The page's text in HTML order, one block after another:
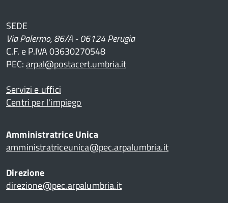
SEDE
Via Palermo, 86/A - 06124 Perugia
C.F. e P.IVA 03630270548
PEC:arpal@postacert.umbria.it
Servizi e uffici
Centri per l'impiego
Amministratrice Unica
amministratriceunica@pec.arpalumbria.it
Direzione
direzione@pec.arpalumbria.it